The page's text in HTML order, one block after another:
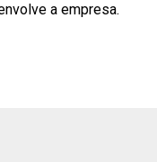
a empresa.